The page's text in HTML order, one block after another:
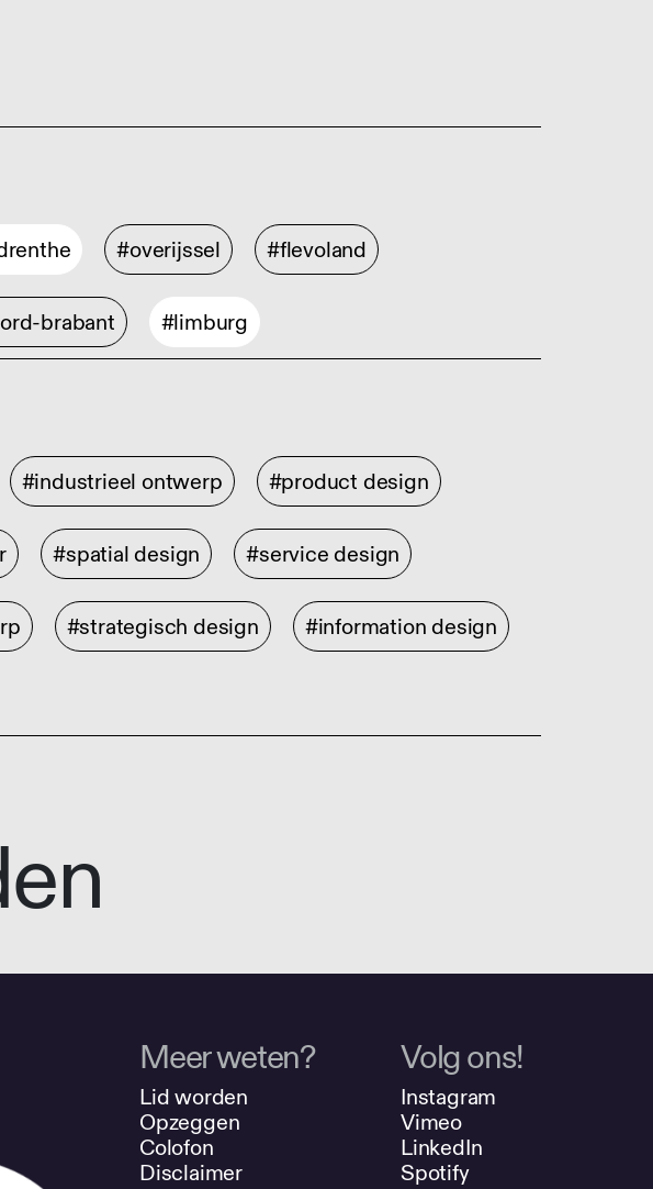
#overijssel #flevoland
brabant #limburg
#industrieel ontwerp #product design
#spatial design #service design
#strategisch design #information design
Meer weten?
Lid worden
Opzeggen
Colofon
Disclaimer
Volg ons!
Instagram
Vimeo
LinkedIn
Spotify